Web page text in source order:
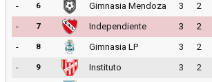
-
6 Gimnasia Mendoza 3 2
-
7 Independiente 3 2
-
8 Gimnasia LP 3 2
-
9 Instituto 3 2